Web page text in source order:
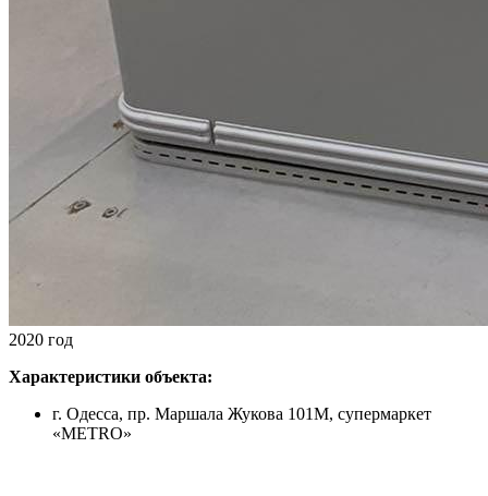
2020 год
Характеристики объекта:
г. Одесса, пр. Маршала Жукова 101М, супермаркет
«METRO»